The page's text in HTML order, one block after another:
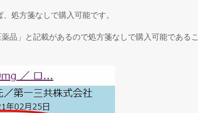
、処方箋なしで購入可能です。
品」と記載があるので処方箋なしで購入可能であるこ